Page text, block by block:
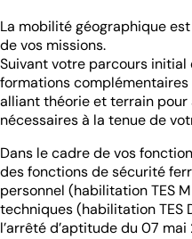
La mobilité géographique
de vos missions.
Suivant votre parcours initial
formations
alliant théorie et terrain
nécessaires à la tenue de
Dans le cadre de vos
des fonctions de sécurité
personnel (habilitation TES
techniques (habilitation TES
l’arrêté d’aptitude du 07 mai